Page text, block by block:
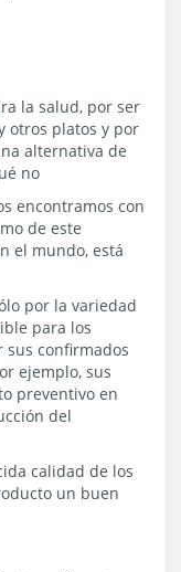
la salud, por ser
otros platos y por
alternativa de
no
encontramos con
de este
el mundo, está
por la variedad
para los
confirmados
ejemplo, sus
preventivo en
del
calidad de los
un buen